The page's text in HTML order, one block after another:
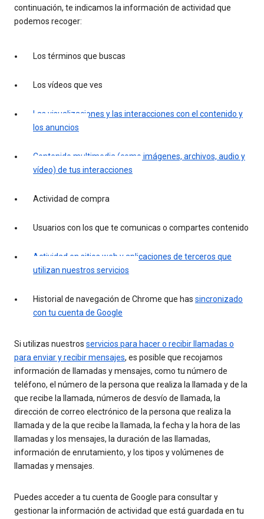
continuación, te indicamos la información de actividad que
podemos recoger:
Los términos que buscas
Los vídeos que ves
Las visualizaciones y las interacciones con el contenido y
los anuncios
Contenido multimedia (como imágenes, archivos, audio y
vídeo) de tus interacciones
Actividad de compra
Usuarios con los que te comunicas o compartes contenido
Actividad en sitios web y aplicaciones de terceros que
utilizan nuestros servicios
Historial de navegación de Chrome que has sincronizado
con tu cuenta de Google
Si utilizas nuestros servicios para hacer o recibir llamadas o
para enviar y recibir mensajes, es posible que recojamos
información de llamadas y mensajes, como tu número de
teléfono, el número de la persona que realiza la llamada y de la
que recibe la llamada, números de desvío de llamada, la
dirección de correo electrónico de la persona que realiza la
llamada y de la que recibe la llamada, la fecha y la hora de las
llamadas y los mensajes, la duración de las llamadas,
información de enrutamiento, y los tipos y volúmenes de
llamadas y mensajes.
Puedes acceder a tu cuenta de Google para consultar y
gestionar la información de actividad que está guardada en tu